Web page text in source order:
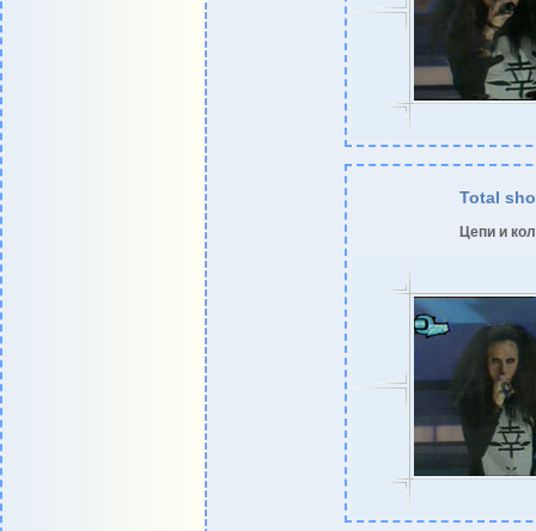
Total
Цепи и